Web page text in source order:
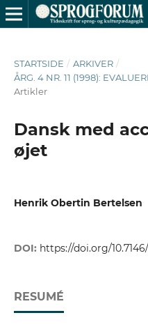
STARTSIDE / ARKIVER /
ÅRG. 4 NR. 11 (1998):
Artikler
Dansk med
øjet
Henrik Obertin Bertelsen
DOI: https://doi.org/10.7146/
RESUMÉ